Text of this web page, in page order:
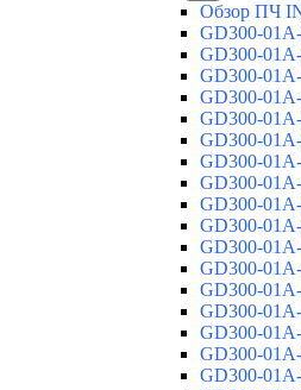
Обзор ПЧ
GD300-
GD300-
GD300-
GD300-
GD300-
GD300-
GD300-
GD300-
GD300-
GD300-
GD300-
GD300-
GD300-
GD300-
GD300-
GD300-
GD300-